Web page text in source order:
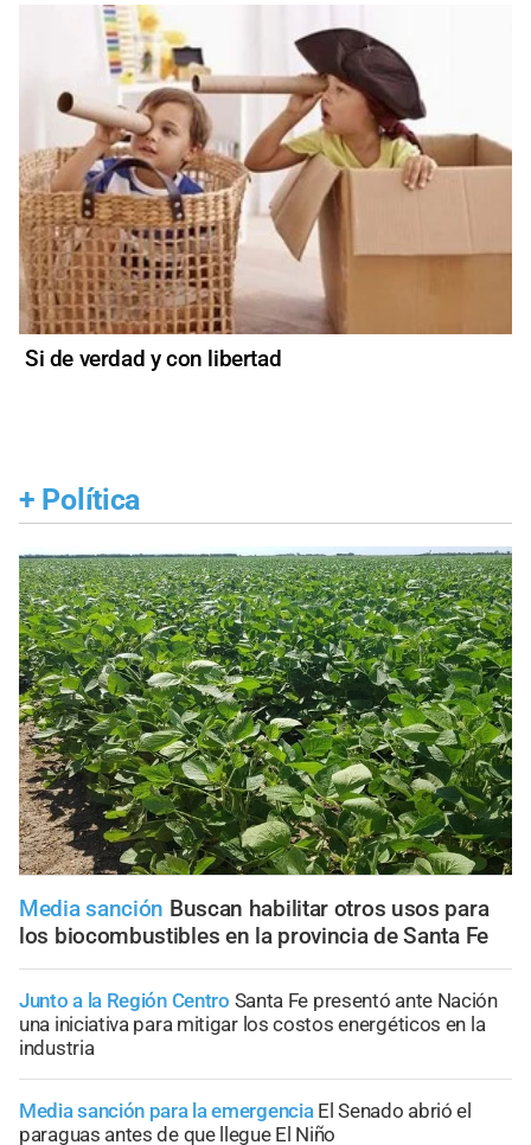
Si de verdad y con libertad
+ Política
Media sanción Buscan habilitar otros usos para
los biocombustibles en la provincia de Santa Fe
Junto a la Región Centro Santa Fe presentó ante Nación
una iniciativa para mitigar los costos energéticos en la
industria
Media sanción para la emergencia El Senado abrió el
paraguas antes de que llegue El Niño